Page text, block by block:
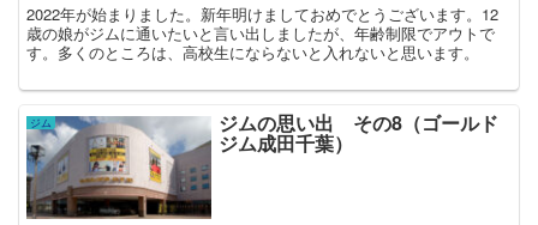
2022年が始まりました。新年明けましておめでとうございます。12
歳の娘がジムに通いたいと言い出しましたが、年齢制限でアウトで
す。多くのところは、高校生にならないと入れないと思います。
ジム ジムの思い出 その8（ゴールド
ジム成田千葉）